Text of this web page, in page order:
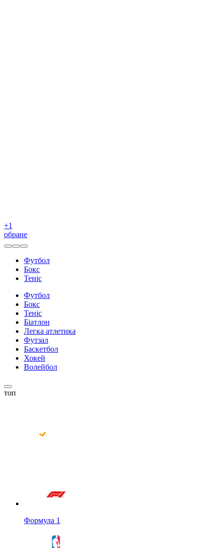
+1
обране
Футбол
Бокс
Теніс
Футбол
Бокс
Теніс
Біатлон
Легка атлетика
Футзал
Баскетбол
Хокей
Волейбол
топ
Формула 1